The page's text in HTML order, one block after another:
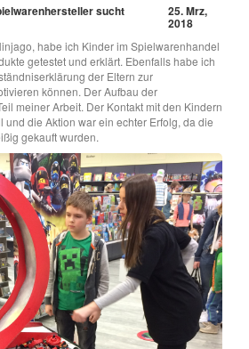
sucht 25. Mrz,
2018
habe ich Kinder im Spielwarenhandel
getestet und erklärt. Ebenfalls habe ich
der Eltern zur
können. Der Aufbau der
meiner Arbeit. Der Kontakt mit den Kindern
und die Aktion war ein echter Erfolg, da die
gekauft wurden.